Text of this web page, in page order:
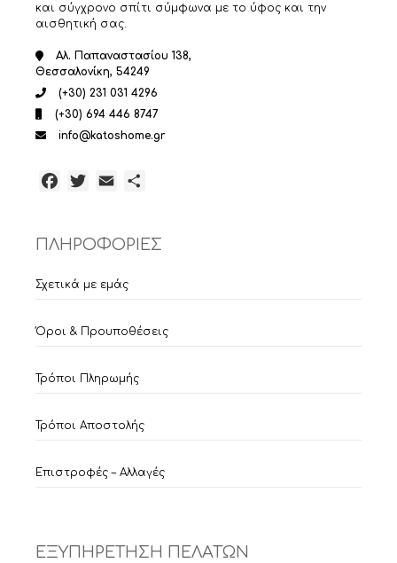
και σύγχρονο σπίτι σύμφωνα με το ύφος και την
αισθητική σας.
Αλ. Παπαναστασίου 138,
Θεσσαλονίκη, 54249
(+30) 231 031 4296
(+30) 694 446 8747
info@katoshome.gr
Facebook
TwitterEmail
ΠΛΗΡΟΦΟΡΙΕΣ
Σχετικά με εμάς
Όροι & Προυποθέσεις
Τρόποι Πληρωμής
Τρόποι Αποστολής
Επιστροφές – Αλλαγές
ΕΞΥΠΗΡΕΤΗΣΗ ΠΕΛΑΤΩΝ